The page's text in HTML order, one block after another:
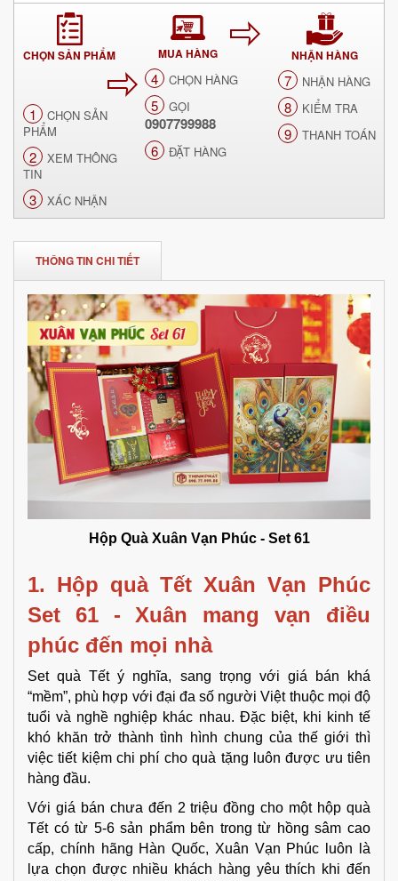
CHỌN SẢN PHẨM
1
CHỌN SẢN
PHẨM
2
XEM THÔNG
TIN
3 XÁC NHẬN
MUA HÀNG
4 CHỌN HÀNG
5 GỌI
0907799988
6 ĐẶT HÀNG
NHẬN HÀNG
7 NHẬN HÀNG
8 KIỂM TRA
9 THANH TOÁN
THÔNG TIN CHI TIẾT
Hộp Quà Xuân Vạn Phúc - Set 61
1. Hộp quà Tết Xuân Vạn Phúc
Set 61 - Xuân mang vạn điều
phúc đến mọi nhà
Set quà Tết ý nghĩa, sang trọng với giá bán khá
“mềm”, phù hợp với đại đa số người Việt thuộc mọi độ
tuổi và nghề nghiệp khác nhau. Đặc biệt, khi kinh tế
khó khăn trở thành tình hình chung của thế giới thì
việc tiết kiệm chi phí cho quà tặng luôn được ưu tiên
hàng đầu.
Với giá bán chưa đến 2 triệu đồng cho một hộp quà
Tết có từ 5-6 sản phẩm bên trong từ hồng sâm cao
cấp, chính hãng Hàn Quốc, Xuân Vạn Phúc luôn là
lựa chọn được nhiều khách hàng yêu thích khi đến